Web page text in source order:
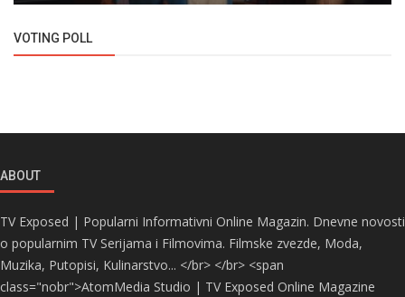
VOTING POLL
ABOUT
TV Exposed | Popularni Informativni Online Magazin. Dnevne novosti
o popularnim TV Serijama i Filmovima. Filmske zvezde, Moda,
Muzika, Putopisi, Kulinarstvo... </br> </br> <span
class="nobr">AtomMedia Studio | TV Exposed Online Magazine